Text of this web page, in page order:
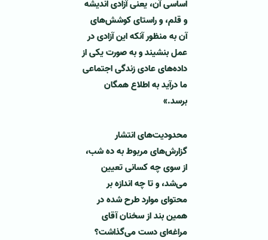
اساسی آن، یعنی آزادی اندیشه
و قلم، و راستای کوشش‌های
آن به منظور آنکه این آزادی در
عمل بنشیند و به صورت یکی از
داده‌های عادی زندگی اجتماعی
ما درآید به اطلاع همگان
برسد.»
محدودیت‌های انتشار
گزارش‌های مربوط به ده شب،
از سوی چه کسانی تعیین
می‌شد، و تا چه اندازه بر
محتوای موارد طرح شده در
همین بند از سخنان آقای
مراغه‌ای دست می‌گذاشت؟